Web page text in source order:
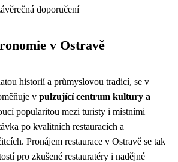
doporučení
v Ostravě
historií a průmyslovou tradicí, se v
v pulzující centrum kultury a
popularitou mezi turisty i místními
po kvalitních restauracích a
Pronájem restaurace v Ostravě se tak
pro zkušené restauratéry i nadějné